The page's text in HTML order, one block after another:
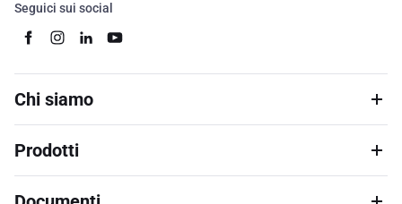
Seguici sui social
Chi siamo
Prodotti